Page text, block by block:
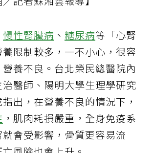
慢性腎臟病 、 糖尿病等「心腎
限制較多，一不小心，很容
養不良。台北榮民總醫院內
醫師、陽明大學生理學研究
出，在營養不良的情況下，
，肌肉耗損嚴重，全身免疫系
會受影響，骨質更容易流